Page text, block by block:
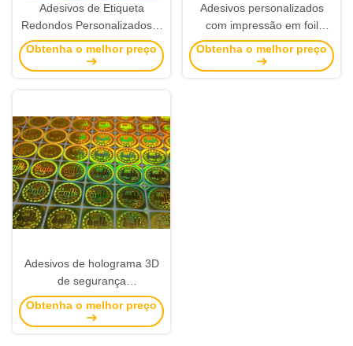
Adesivos de Etiqueta
Redondos Personalizados –
Impressão de Adesivos com
Logotipo em Círculo de
Obtenha o melhor preço
Adesivos personalizados
com impressão em foil
dourado, etiquetas metálicas
em relevo e adesivos
Obtenha o melhor preço
Adesivos de holograma 3D
de segurança
personalizados online,
etiquetas de holograma a
Obtenha o melhor preço